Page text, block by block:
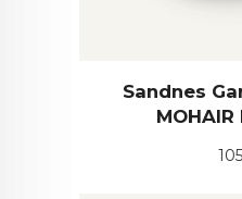
Sandnes
MOHAIR